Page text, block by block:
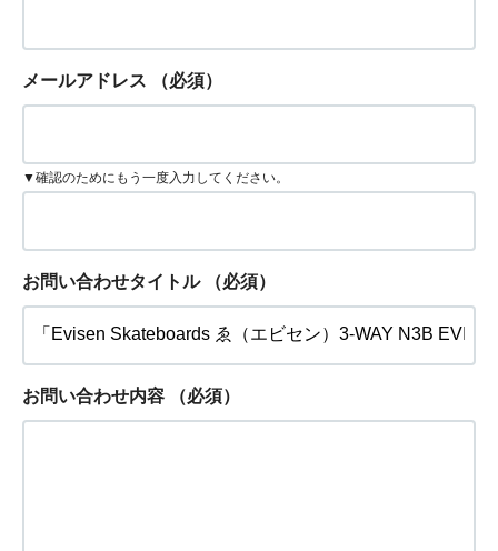
メールアドレス （必須）
▼確認のためにもう一度入力してください。
お問い合わせタイトル （必須）
お問い合わせ内容 （必須）